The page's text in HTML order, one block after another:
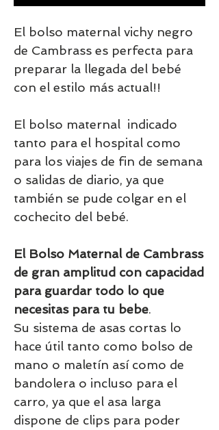
El bolso maternal vichy negro
de Cambrass es perfecta para
preparar la llegada del bebé
con el estilo más actual!!
El bolso maternal indicado
tanto para el hospital como
para los viajes de fin de semana
o salidas de diario, ya que
también se pude colgar en el
cochecito del bebé.
El Bolso Maternal de Cambrass
de gran amplitud con capacidad
para guardar todo lo que
necesitas para tu bebe.
Su sistema de asas cortas lo
hace útil tanto como bolso de
mano o maletín así como de
bandolera o incluso para el
carro, ya que el asa larga
dispone de clips para poder